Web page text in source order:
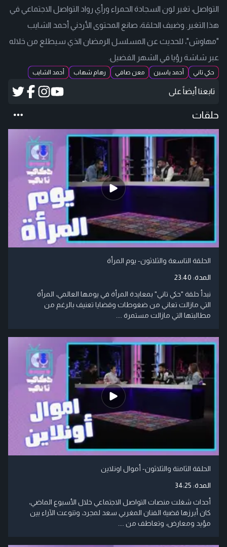
التواصل، تغير لون السجادة الحمراء ورأي رواد التواصل الاجتماعي في
هذا التغير. وضيف الحلقة، صانع المحتوى الأردني أحمد الشايب
"مهاوش"، للحديث عن المسلسل الرمضان الذي سيطلع من خلاله
عبر شاشة رؤيا في الشهر الفضيل.
حكي تاني أحمد ياسين معن صافي رهام شهاب أحمد الشايب
تابعنا أيضاً على
حلقات
الحلقة التاسعة والثلاثون- يوم المرأة
المدة: 23:40
نبدأ حلقة "حكي تاني" بمعايدة المرأة في يومها العالمي، المرأة
التي مازالت تعاني من ضغوطات وقضايا تعنيف بالرغم من
مطالبتها التي مازالت مستمرة ....
الحلقة الثامنة والثلاثون- أموال اونلاين
المدة: 34:25
أحداث شغلت منصات التواصل الاجتماعي خلال الأسبوع الماضي،
كان أبرزها قضية الفنان المغربي سعد لمجرد، وتنوعت الآراء بين
مؤيد ومعارض، وتعاطف من ....